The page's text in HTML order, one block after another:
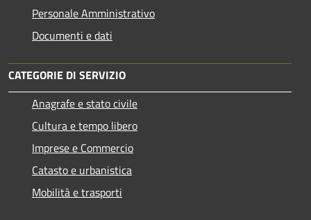
Personale Amministrativo
Documenti e dati
CATEGORIE DI SERVIZIO
Anagrafe e stato civile
Cultura e tempo libero
Imprese e Commercio
Catasto e urbanistica
Mobilità e trasporti